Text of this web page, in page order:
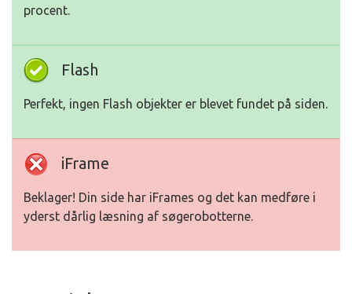
procent.
Flash
Perfekt, ingen Flash objekter er blevet fundet på siden.
iFrame
Beklager! Din side har iFrames og det kan medføre i
yderst dårlig læsning af søgerobotterne.